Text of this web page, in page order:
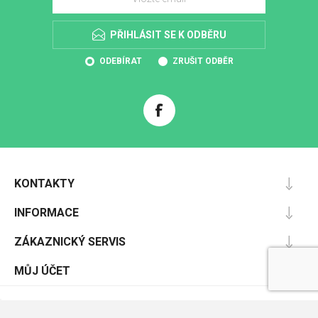
PŘIHLÁSIT SE K ODBĚRU
ODEBÍRAT ZRUŠIT ODBĚR
KONTAKTY
INFORMACE
ZÁKAZNICKÝ SERVIS
MŮJ ÚČET